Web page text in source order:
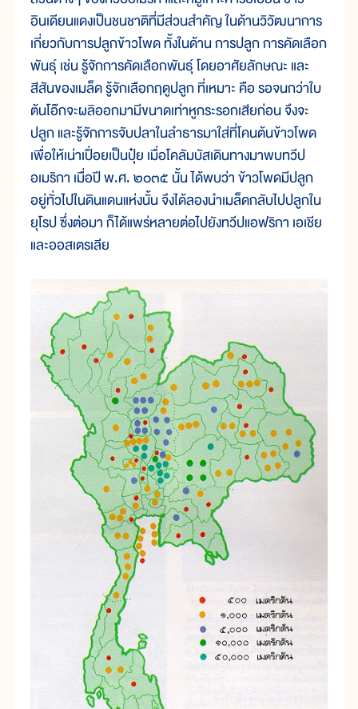
อินเดียนแดงเป็นชนชาติที่มีส่วนสำคัญ ในด้านวิวัฒนาการ
เกี่ยวกับการปลูกข้าวโพด ทั้งในด้าน การปลูก การคัดเลือก
พันธุ์ เช่น รู้จักการคัดเลือกพันธุ์ โดยอาศัยลักษณะ และ
สีสันของเมล็ด รู้จักเลือกฤดูปลูก ที่เหมาะ คือ รอจนกว่าใบ
ต้นโอ๊กจะผลิออกมามีขนาดเท่าหูกระรอกเสียก่อน จึงจะ
ปลูก และรู้จักการจับปลาในลำธารมาใส่ที่โคนต้นข้าวโพด
เพื่อให้เน่าเปื่อยเป็นปุ๋ย เมื่อโคลัมบัสเดินทางมาพบทวีป
อเมริกา เมื่อปี พ.ศ. ๒๐๓๕ นั้น ได้พบว่า ข้าวโพดมีปลูก
อยู่ทั่วไปในดินแดนแห่งนั้น จึงได้ลองนำเมล็ดกลับไปปลูกใน
ยุโรป ซึ่งต่อมา ก็ได้แพร่หลายต่อไปยังทวีปแอฟริกา เอเชีย
และออสเตรเลีย